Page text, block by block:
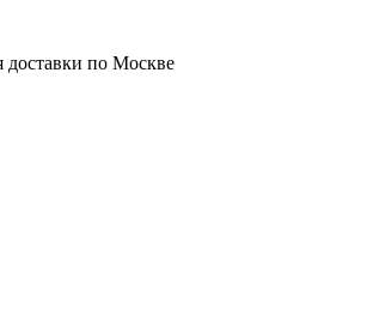
доставки по Москве